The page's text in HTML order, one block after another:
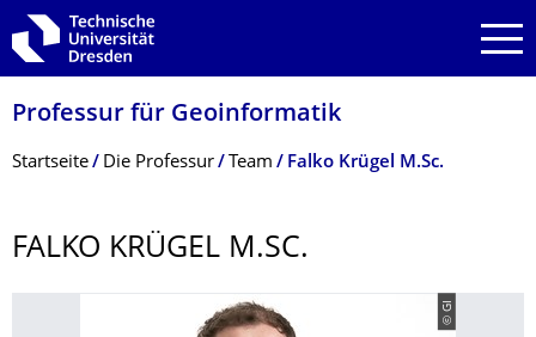
Zur Hauptnavigation springen
Zur Suche springen
Zum Inhalt springen
Professur für Geoinformatik
Breadcrumb-Menü
Startseite Die Professur Team Falko Krügel M.Sc.
FALKO KRÜGEL M.SC.
© GI